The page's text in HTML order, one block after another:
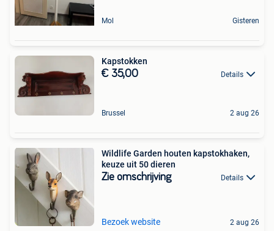
Mol Gisteren
Kapstokken
€ 35,00 Details
Brussel 2 aug 26
Wildlife Garden houten kapstokhaken,
keuze uit 50 dieren
Zie omschrijving Details
Bezoek website 2 aug 26